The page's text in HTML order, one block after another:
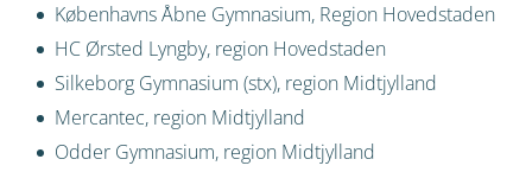
Københavns Åbne Gymnasium, Region Hovedstaden
HC Ørsted Lyngby, region Hovedstaden
Silkeborg Gymnasium (stx), region Midtjylland
Mercantec, region Midtjylland
Odder Gymnasium, region Midtjylland